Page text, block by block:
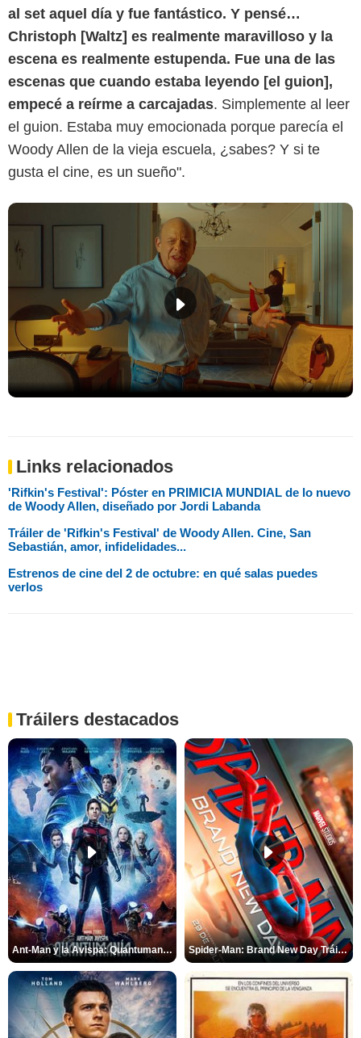
al set aquel día y fue fantástico. Y pensé…
Christoph [Waltz] es realmente maravilloso y la
escena es realmente estupenda. Fue una de las
escenas que cuando estaba leyendo [el guion],
empecé a reírme a carcajadas. Simplemente al leer
el guion. Estaba muy emocionada porque parecía el
Woody Allen de la vieja escuela, ¿sabes? Y si te
gusta el cine, es un sueño".
Links relacionados
'Rifkin's Festival': Póster en PRIMICIA MUNDIAL de lo nuevo
de Woody Allen, diseñado por Jordi Labanda
Tráiler de 'Rifkin's Festival' de Woody Allen. Cine, San
Sebastián, amor, infidelidades...
Estrenos de cine del 2 de octubre: en qué salas puedes
verlos
Tráilers destacados
Ant-Man y la Avispa: Quantumanía Tráiler (2) Spider-Man: Brand New Day Tráiler (3)